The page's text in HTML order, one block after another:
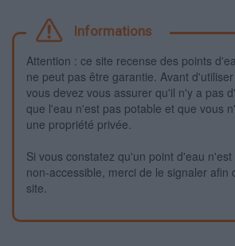
Informations
Attention : ce site recense des points
ne peut pas être garantie. Avant
vous devez vous assurer qu'il n'y a pas
que l'eau n'est pas potable et que vous
une propriété privée.
Si vous constatez qu'un point d'eau
non-accessible, merci de le signaler afin
site.